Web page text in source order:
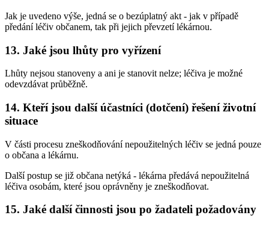
Jak je uvedeno výše, jedná se o bezúplatný akt - jak v případě
předání léčiv občanem, tak při jejich převzetí lékárnou.
13. Jaké jsou lhůty pro vyřízení
Lhůty nejsou stanoveny a ani je stanovit nelze; léčiva je možné
odevzdávat průběžně.
14. Kteří jsou další účastníci (dotčení) řešení životní
situace
V části procesu zneškodňování nepoužitelných léčiv se jedná pouze
o občana a lékárnu.
Další postup se již občana netýká - lékárna předává nepoužitelná
léčiva osobám, které jsou oprávněny je zneškodňovat.
15. Jaké další činnosti jsou po žadateli požadovány